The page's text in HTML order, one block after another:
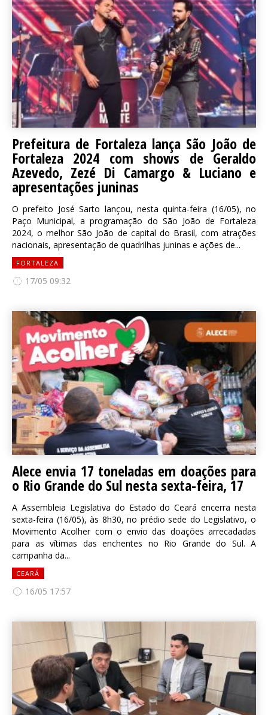
Prefeitura de Fortaleza lança São João de
Fortaleza 2024 com shows de Geraldo
Azevedo, Zezé Di Camargo & Luciano e
apresentações juninas
O prefeito José Sarto lançou, nesta quinta-feira (16/05), no
Paço Municipal, a programação do São João de Fortaleza
2024, o melhor São João de capital do Brasil, com atrações
nacionais, apresentação de quadrilhas juninas e ações de...
FORTALEZA
17/05 09:32
Alece envia 17 toneladas em doações para
o Rio Grande do Sul nesta sexta-feira, 17
A Assembleia Legislativa do Estado do Ceará encerra nesta
sexta-feira (16/05), às 8h30, no prédio sede do Legislativo, o
Movimento Acolher com o envio das doações arrecadadas
para as vítimas das enchentes no Rio Grande do Sul. A
campanha da...
CEARÁ
16/05 17:57